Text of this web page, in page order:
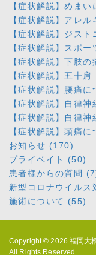
【症状解説】めま
【症状解説】アレ
【症状解説】ジス
【症状解説】スポ
【症状解説】下肢
【症状解説】五十
【症状解説】腰痛
【症状解説】自律
【症状解説】自律
【症状解説】頭痛
お知らせ (170)
プライベイト (50)
患者様からの質問
新型コロナウイルス
施術について (55)
Copyright © 2026福岡大
All Rights Reserved.